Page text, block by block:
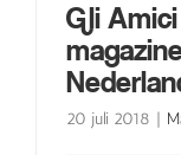
Gli
20 juli 2018 |